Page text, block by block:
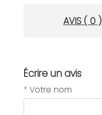
AVIS ( 0 )
Écrire un avis
* Votre nom